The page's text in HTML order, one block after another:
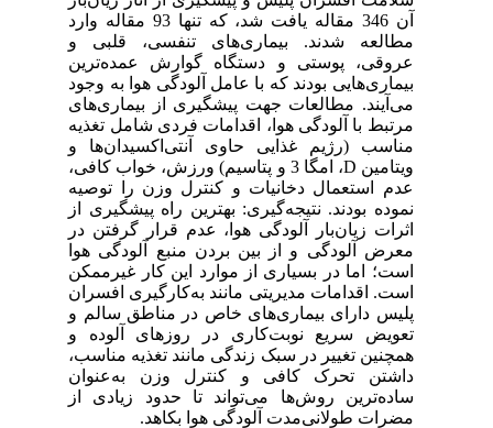
آن 346 مقاله یافت شد، که تنها 93 مقاله وارد
مطالعه شدند. بیماری‌های تنفسی، قلبی و
عروقی، پوستی و دستگاه گوارش عمده‌ترین
بیماری‌هایی بودند که با عامل آلودگی هوا به وجود
می‌آیند. مطالعات جهت پیشگیری از بیماری‌های
مرتبط با آلودگی هوا، اقدامات فردی شامل تغذیه
مناسب (رژیم غذایی حاوی آنتی‌اکسیدان‌ها و
ویتامین D، امگا 3 و پتاسیم) ورزش، خواب کافی،
عدم استعمال دخانیات و کنترل وزن را توصیه
نموده بودند. نتیجه‌گیری: بهترین راه پیشگیری از
اثرات زیان‌بار آلودگی هوا، عدم قرار گرفتن در
معرض آلودگی و از بین بردن منبع آلودگی هوا
است؛ اما در بسیاری از موارد این کار غیرممکن
است. اقدامات مدیریتی مانند به‌کارگیری افسران
پلیس دارای بیماری‌های خاص در مناطق سالم و
تعویض سریع نوبت‌کاری در روزهای آلوده و
همچنین تغییر در سبک زندگی مانند تغذیه مناسب،
داشتن تحرک کافی و کنترل وزن به‌عنوان
ساده‌ترین روش‌ها می‌تواند تا حدود زیادی از
مضرات طولانی‌مدت آلودگی هوا بکاهد.